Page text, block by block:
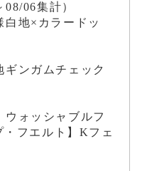
06集計）
白地×カラードッ
ンガムチェック
ウォッシャブルフ
・フエルト】Kフェ